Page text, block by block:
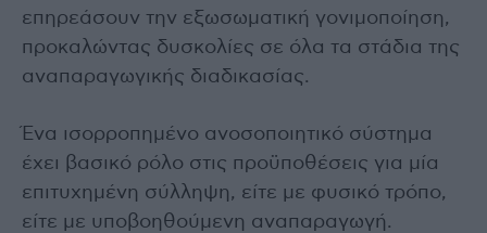
επηρεάσουν την εξωσωματική γονιμοποίηση,
προκαλώντας δυσκολίες σε όλα τα στάδια της
αναπαραγωγικής διαδικασίας.
Ένα ισορροπημένο ανοσοποιητικό σύστημα
έχει βασικό ρόλο στις προϋποθέσεις για μία
επιτυχημένη σύλληψη, είτε με φυσικό τρόπο,
είτε με υποβοηθούμενη αναπαραγωγή.